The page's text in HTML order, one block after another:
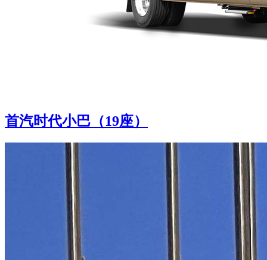
首汽时代小巴（19座）